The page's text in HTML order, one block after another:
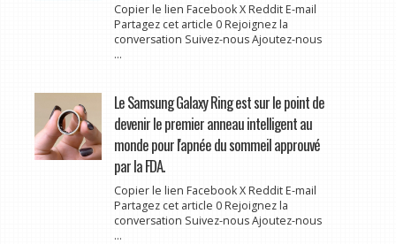
Copier le lien Facebook X Reddit E-mail
Partagez cet article 0 Rejoignez la
conversation Suivez-nous Ajoutez-nous
...
Le Samsung Galaxy Ring est sur le point de
devenir le premier anneau intelligent au
monde pour l'apnée du sommeil approuvé
par la FDA.
Copier le lien Facebook X Reddit E-mail
Partagez cet article 0 Rejoignez la
conversation Suivez-nous Ajoutez-nous
...